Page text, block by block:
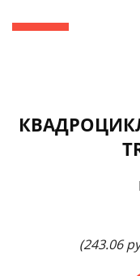
КВАДРОЦИКЛ
(243.06